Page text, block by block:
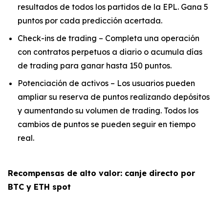
resultados de todos los partidos de la EPL. Gana 5
puntos por cada predicción acertada.
Check-ins de trading – Completa una operación
con contratos perpetuos a diario o acumula días
de trading para ganar hasta 150 puntos.
Potenciación de activos – Los usuarios pueden
ampliar su reserva de puntos realizando depósitos
y aumentando su volumen de trading. Todos los
cambios de puntos se pueden seguir en tiempo
real.
Recompensas de alto valor: canje directo por
BTC y ETH spot